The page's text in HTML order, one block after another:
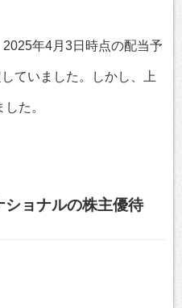
年4月3日時点の配当予
ていました。しかし、上
た。
ョナルの株主優待